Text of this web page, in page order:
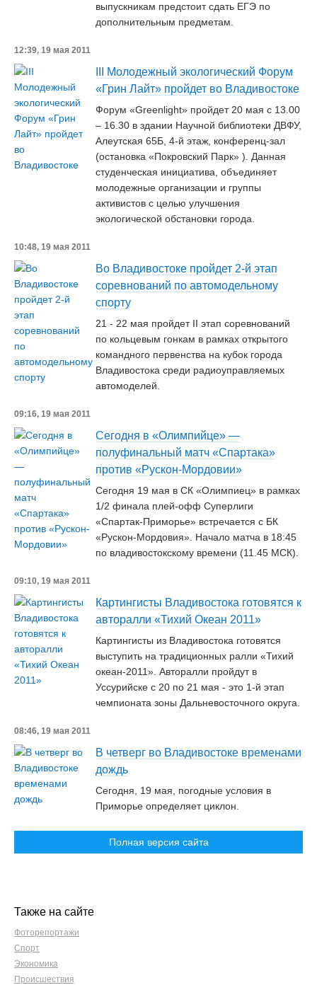
выпускникам предстоит сдать ЕГЭ по
дополнительным предметам.
12:39, 19 мая 2011
III Молодежный экологический Форум
«Грин Лайт» пройдет во Владивостоке
Форум «Greenlight» пройдет 20 мая с 13.00
– 16.30 в здании Научной библиотеки ДВФУ,
Алеутская 65Б, 4-й этаж, конференц-зал
(остановка «Покровский Парк» ) . Данная
студенческая инициатива, объединяет
молодежные организации и группы
активистов с целью улучшения
экологической обстановки города.
10:48, 19 мая 2011
Во Владивостоке пройдет 2-й этап
соревнований по автомодельному
спорту
21 - 22 мая пройдет II этап соревнований
по кольцевым гонкам в рамках открытого
командного первенства на кубок города
Владивостока среди радиоуправляемых
автомоделей.
09:16, 19 мая 2011
Сегодня в «Олимпийце» —
полуфинальный матч «Спартака»
против «Рускон-Мордовии»
Сегодня 19 мая в СК «Олимпиец» в рамках
1/2 финала плей-офф Суперлиги
«Спартак-Приморье» встречается с БК
«Рускон-Мордовия». Начало матча в 18:45
по владивостокскому времени (11.45 МСК).
09:10, 19 мая 2011
Картингисты Владивостока готовятся к
авторалли «Тихий Океан 2011»
Картингисты из Владивостока готовятся
выступить на традиционных ралли «Тихий
океан-2011». Авторалли пройдут в
Уссурийске с 20 по 21 мая - это 1-й этап
чемпионата зоны Дальневосточного округа.
08:46, 19 мая 2011
В четверг во Владивостоке временами
дождь
Сегодня, 19 мая, погодные условия в
Приморье определяет циклон.
Полная версия сайта
Также на сайте
Фоторепортажи
Спорт
Экономика
Происшествия